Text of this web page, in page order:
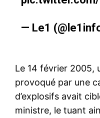
— Le1
Le 14 février 2005,
provoqué par une
d’explosifs avait
ministre, le tuant